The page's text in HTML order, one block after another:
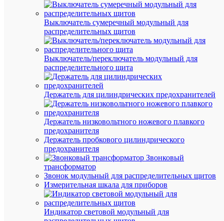
Выключатель сумеречный модульный для
распределительных щитов
Выключатель/переключатель модульный для
распределительного щита
Держатель для цилиндрических предохранителей
Держатель низковольтного ножевого плавкого
предохранителя
Держатель пробкового цилиндрического
предохранителя
Звонковый
трансформатор
Звонок модульный для распределительных щитов
Измерительная шкала для приборов
Индикатор световой модульный для
E14
шт.)
Артикул
Бренд
/
шт.